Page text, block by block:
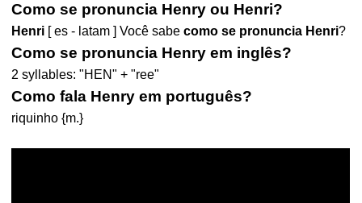
Como se pronuncia Henry ou Henri?
Henri [ es - latam ] Você sabecomo se pronuncia Henri?
Como se pronuncia Henry em inglês?
2 syllables: "HEN" + "ree"
Como fala Henry em português?
riquinho {m.}